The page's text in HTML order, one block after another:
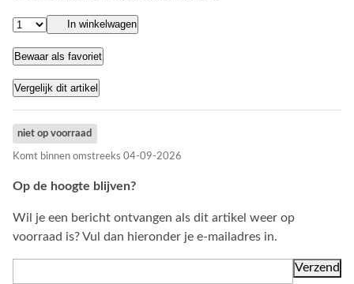
In winkelwagen
Bewaar als favoriet
Vergelijk dit artikel
niet op voorraad
Komt binnen omstreeks 04-09-2026
Op de hoogte blijven?
Wil je een bericht ontvangen als dit artikel weer op
voorraad is? Vul dan hieronder je e-mailadres in.